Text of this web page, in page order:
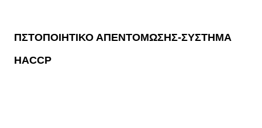
ΠΣΤΟΠΟΙΗΤΙΚΌ ΑΠΕΝΤΌΜΩΣΗΣ-ΣΎΣΤΗΜΑ
HACCP